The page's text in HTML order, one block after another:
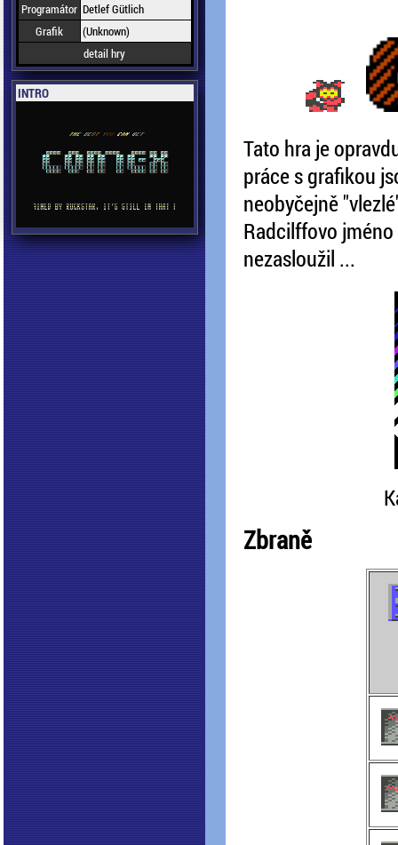
Programátor Detlef Gütlich
Grafik
(Unknown)
detail hry
INTRO
Tato hra je
práce s grafikou
neobyčejně
Radcilffovo
nezasloužil ...
Zbraně